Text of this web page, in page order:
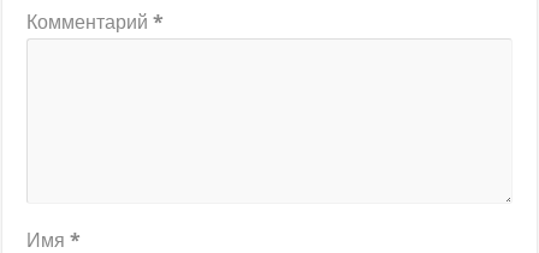
Комментарий*
Имя*